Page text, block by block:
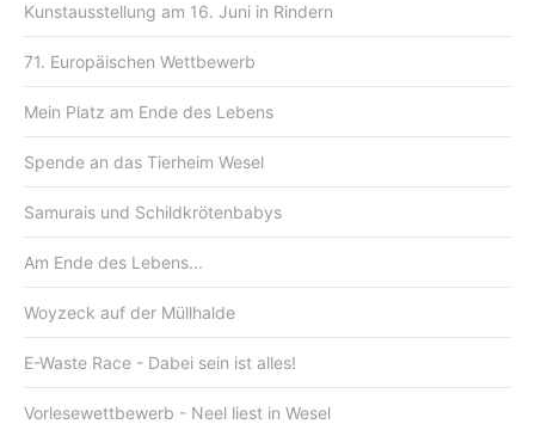
Kunstausstellung am 16. Juni in Rindern
71. Europäischen Wettbewerb
Mein Platz am Ende des Lebens
Spende an das Tierheim Wesel
Samurais und Schildkrötenbabys
Am Ende des Lebens...
Woyzeck auf der Müllhalde
E-Waste Race - Dabei sein ist alles!
Vorlesewettbewerb - Neel liest in Wesel